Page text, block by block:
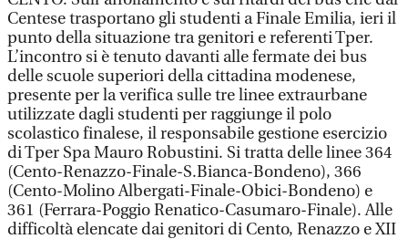
Centese trasportano gli studenti a Finale Emilia, ieri il
punto della situazione tra genitori e referenti Tper.
L’incontro si è tenuto davanti alle fermate dei bus
delle scuole superiori della cittadina modenese,
presente per la verifica sulle tre linee extraurbane
utilizzate dagli studenti per raggiunge il polo
scolastico finalese, il responsabile gestione esercizio
di Tper Spa Mauro Robustini. Si tratta delle linee 364
(Cento-Renazzo-Finale-S.Bianca-Bondeno), 366
(Cento-Molino Albergati-Finale-Obici-Bondeno) e
361 (Ferrara-Poggio Renatico-Casumaro-Finale). Alle
difficoltà elencate dai genitori di Cento, Renazzo e XII